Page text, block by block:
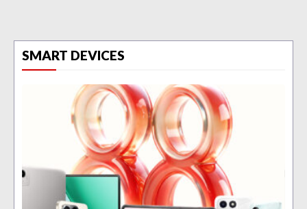
SMART DEVICES